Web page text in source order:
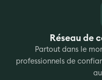
Réseau de
Partout dans le
professionnels de